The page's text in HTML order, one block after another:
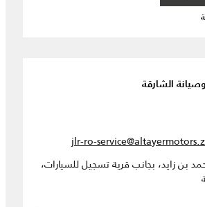
الشارقة
jlr-ro-
بن زايد، بجانب قرية تسجيل للسيارات،